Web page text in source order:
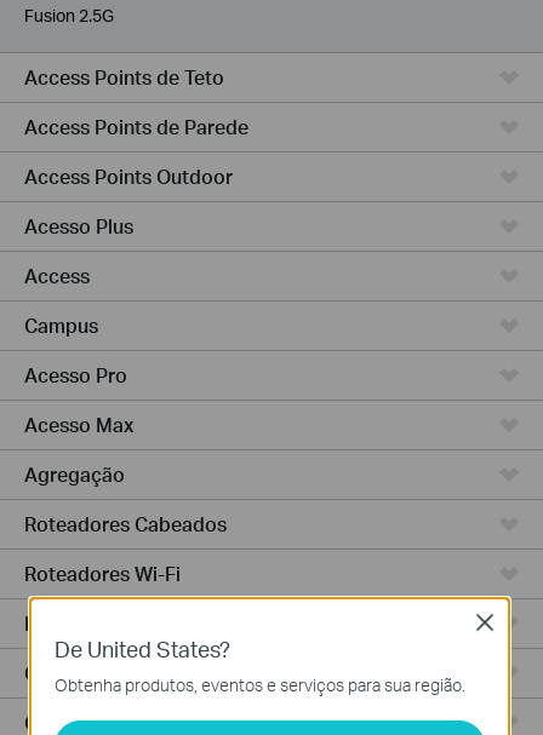
Fusion 2.5G
Access Points de Teto
Access Points de Parede
Access Points Outdoor
Acesso Plus
Access
Campus
Acesso Pro
Acesso Max
Agregação
Roteadores Cabeados
Roteadores Wi-Fi
Roteadores Integrados
Controlador Baseado em Nuvem
Controlador Hardware
De United States?
Obtenha produtos, eventos e serviços para sua região.
Close